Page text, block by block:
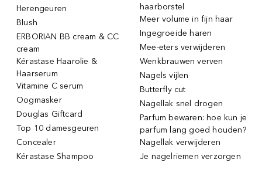
Herengeuren
Blush
ERBORIAN BB cream & CC
cream
Kérastase Haarolie &
Haarserum
Vitamine C serum
Oogmasker
Douglas Giftcard
Top 10 damesgeuren
Concealer
Kérastase Shampoo
haarborstel
Meer volume in fijn haar
Ingegroeide haren
Mee-eters verwijderen
Wenkbrauwen verven
Nagels vijlen
Butterfly cut
Nagellak snel drogen
Parfum bewaren: hoe kun je
parfum lang goed houden?
Nagellak verwijderen
Je nagelriemen verzorgen